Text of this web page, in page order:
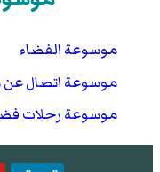
موسوعة الفضاء
موسوعة اتصال
موسوعة رحلات